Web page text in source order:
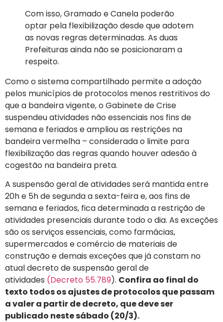
Com isso, Gramado e Canela poderão
optar pela flexibilização desde que adotem
as novas regras determinadas. As duas
Prefeituras ainda não se posicionaram a
respeito.
Como o sistema compartilhado permite a adoção
pelos municípios de protocolos menos restritivos do
que a bandeira vigente, o Gabinete de Crise
suspendeu atividades não essenciais nos fins de
semana e feriados e ampliou as restrições na
bandeira vermelha – considerada o limite para
flexibilização das regras quando houver adesão à
cogestão na bandeira preta.
A suspensão geral de atividades será mantida entre
20h e 5h de segunda a sexta-feira e, aos fins de
semana e feriados, fica determinada a restrição de
atividades presenciais durante todo o dia. As exceções
são os serviços essenciais, como farmácias,
supermercados e comércio de materiais de
construção e demais exceções que já constam no
atual decreto de suspensão geral de
atividades (Decreto 55.789). Confira ao final do
texto todos os ajustes de protocolos que passam
a valer a partir de decreto, que deve ser
publicado neste sábado (20/3).